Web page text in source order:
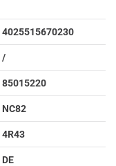
4025515670230
/
85015220
NC82
4R43
DE